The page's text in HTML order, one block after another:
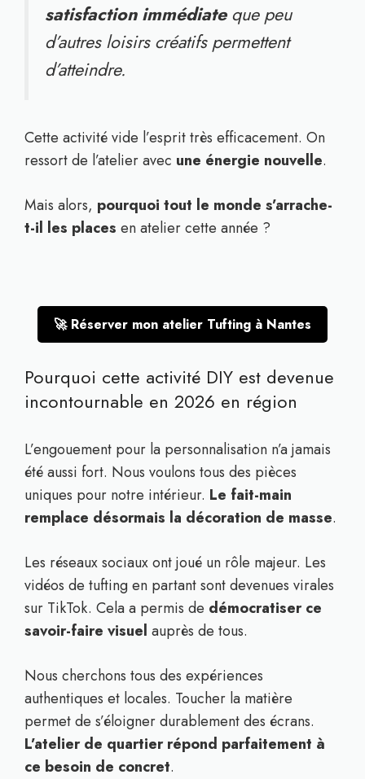
satisfaction immédiateque peu
d’autres loisirs créatifs permettent
d’atteindre.
Cette activité vide l’esprit très efficacement. On
ressort de l’atelier avec une énergie nouvelle.
Mais alors, pourquoi tout le monde s’arrache-
t-il les places en atelier cette année ?
🚀 Réserver mon atelier Tufting à Nantes
Pourquoi cette activité DIY est devenue
incontournable en 2026 en région
L’engouement pour la personnalisation n’a jamais
été aussi fort. Nous voulons tous des pièces
uniques pour notre intérieur. Le fait-main
remplace désormais la décoration de masse.
Les réseaux sociaux ont joué un rôle majeur. Les
vidéos de tufting en partant sont devenues virales
sur TikTok. Cela a permis de démocratiser ce
savoir-faire visuel auprès de tous.
Nous cherchons tous des expériences
authentiques et locales. Toucher la matière
permet de s’éloigner durablement des écrans.
L’atelier de quartier répond parfaitement à
ce besoin de concret.